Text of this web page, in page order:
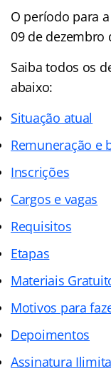
O período para
09 de dezembro
Saiba todos os
abaixo:
Situação atual
Remuneração e
Inscrições
Cargos e vagas
Requisitos
Etapas
Materiais
Motivos para
Depoimentos
Assinatura